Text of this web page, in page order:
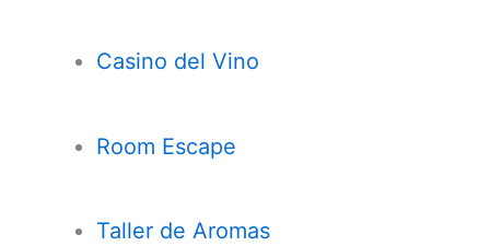
Casino del Vino
Room Escape
Taller de Aromas